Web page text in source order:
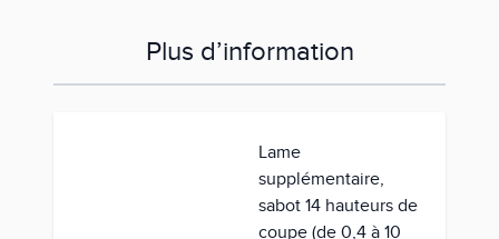
Plus d’information
Lame
supplémentaire,
sabot 14 hauteurs de
coupe (de 0,4 à 10